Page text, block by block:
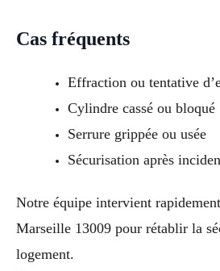
Cas fréquents
Effraction ou tentative
Cylindre cassé ou bloqué
Serrure grippée ou usée
Sécurisation après
Notre équipe intervient
Marseille 13009 pour rétablir la
logement.